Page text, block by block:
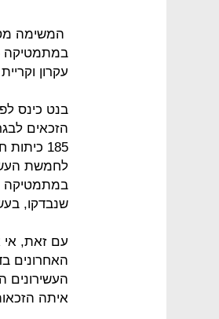
המשימה
עקרון וקריית
לחמשת
שנבדקו, בעשרה נרשמה
העשירונים
איתה הזכאות